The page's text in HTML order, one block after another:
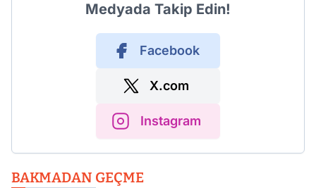
Medyada Takip Edin!
Facebook
X.com
Instagram
BAKMADAN GEÇME